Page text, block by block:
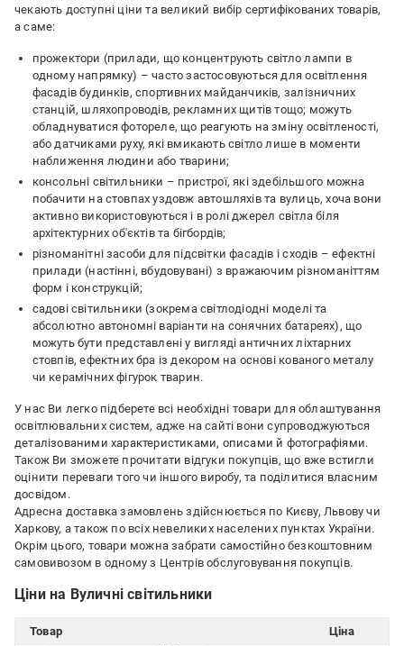
чекають доступні ціни та великий вибір сертифікованих товарів,
а саме:
прожектори (прилади, що концентрують світло лампи в
одному напрямку) – часто застосовуються для освітлення
фасадів будинків, спортивних майданчиків, залізничних
станцій, шляхопроводів, рекламних щитів тощо; можуть
обладнуватися фотореле, що реагують на зміну освітленості,
або датчиками руху, які вмикають світло лише в моменти
наближення людини або тварини;
консольні світильники – пристрої, які здебільшого можна
побачити на стовпах уздовж автошляхів та вулиць, хоча вони
активно використовуються і в ролі джерел світла біля
архітектурних об'єктів та бігбордів;
різноманітні засоби для підсвітки фасадів і сходів – ефектні
прилади (настінні, вбудовувані) з вражаючим різноманіттям
форм і конструкцій;
садові світильники (зокрема світлодіодні моделі та
абсолютно автономні варіанти на сонячних батареях), що
можуть бути представлені у вигляді античних ліхтарних
стовпів, ефектних бра із декором на основі кованого металу
чи керамічних фігурок тварин.
У нас Ви легко підберете всі необхідні товари для облаштування
освітлювальних систем, адже на сайті вони супроводжуються
деталізованими характеристиками, описами й фотографіями.
Також Ви зможете прочитати відгуки покупців, що вже встигли
оцінити переваги того чи іншого виробу, та поділитися власним
досвідом.
Адресна доставка замовлень здійснюється по Києву, Львову чи
Харкову, а також по всіх невеликих населених пунктах України.
Окрім цього, товари можна забрати самостійно безкоштовним
самовивозом в одному з Центрів обслуговування покупців.
Ціни на Вуличні світильники
Товар
Ціна